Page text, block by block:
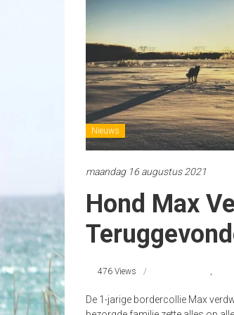
Nieuws
maandag 16 augustus 2021
Hond Max
476 Views
De 1-jarige bordercollie Max